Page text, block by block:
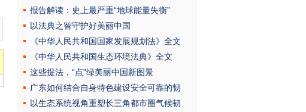
报告解读：史上最严重“地球能量失衡”
以法典之智守护好美丽中国
《中华人民共和国国家发展规划法》全文
《中华人民共和国生态环境法典》全文
这些提法，“点”绿美丽中国新图景
广东如何结合自身特色建设安全可靠的韧
以生态系统视角重塑长三角都市圈气候韧